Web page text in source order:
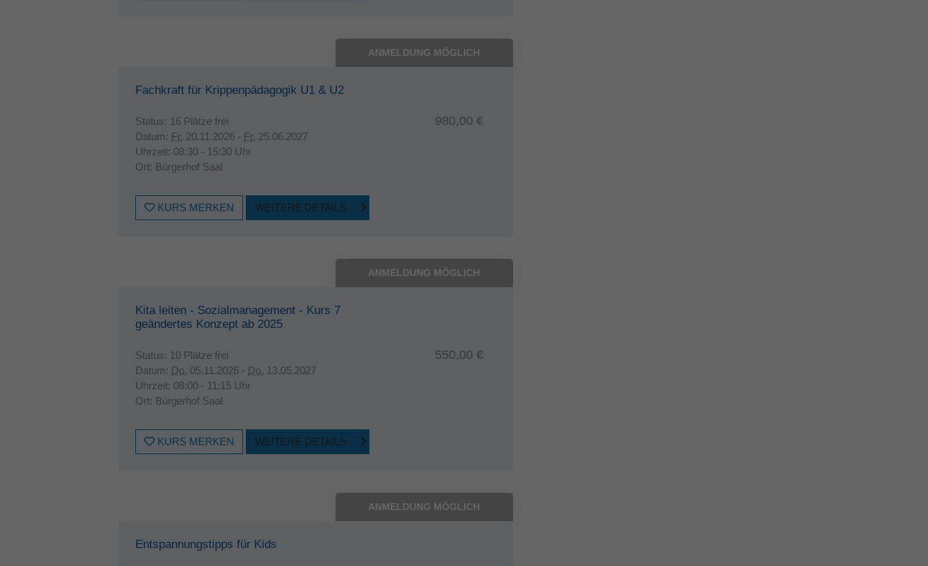
ANMELDUNG MÖGLICH
Fachkraft für Krippenpädagogik U1 & U2
Status: 16 Plätze frei
Datum: Fr. 20.11.2026 - Fr. 25.06.2027
Uhrzeit: 08:30 - 15:30 Uhr
Ort: Bürgerhof Saal
980,00 €
KURS MERKEN WEITERE DETAILS
ANMELDUNG MÖGLICH
Kita leiten - Sozialmanagement - Kurs 7
geändertes Konzept ab 2025
Status: 10 Plätze frei
Datum: Do. 05.11.2026 - Do. 13.05.2027
Uhrzeit: 08:00 - 11:15 Uhr
Ort: Bürgerhof Saal
550,00 €
KURS MERKEN WEITERE DETAILS
ANMELDUNG MÖGLICH
Entspannungstipps für Kids